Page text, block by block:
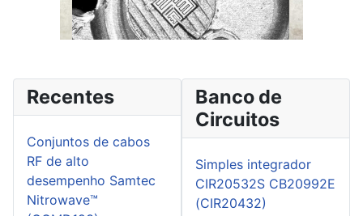
Recentes
Conjuntos de cabos
RF de alto
desempenho Samtec
Nitrowave™
Banco de
Circuitos
Simples integrador
CIR20532S CB20992E
(CIR20432)